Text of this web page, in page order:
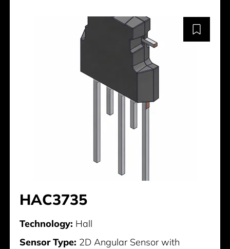
HAC3735
Technology: Hall
Sensor Type: 2D Angular Sensor with